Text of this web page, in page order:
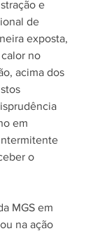
e
de
exposta,
no
acima dos
em
o
MGS em
na ação